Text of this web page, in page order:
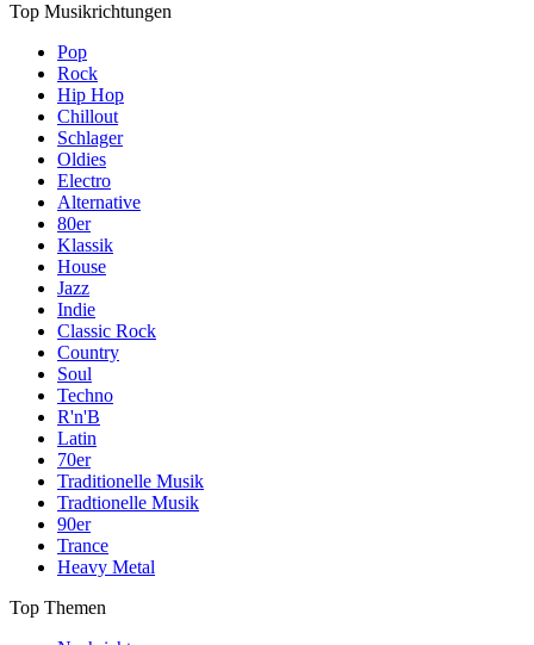
Top Musikrichtungen
Pop
Rock
Hip Hop
Chillout
Schlager
Oldies
Electro
Alternative
80er
Klassik
House
Jazz
Indie
Classic Rock
Country
Soul
Techno
R'n'B
Latin
70er
Traditionelle Musik
Tradtionelle Musik
90er
Trance
Heavy Metal
Top Themen